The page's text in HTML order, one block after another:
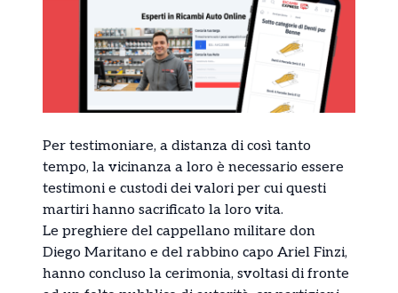
Per testimoniare, a distanza di così tanto
tempo, la vicinanza a loro è necessario essere
testimoni e custodi dei valori per cui questi
martiri hanno sacrificato la loro vita.
Le preghiere del cappellano militare don
Diego Maritano e del rabbino capo Ariel Finzi,
hanno concluso la cerimonia, svoltasi di fronte